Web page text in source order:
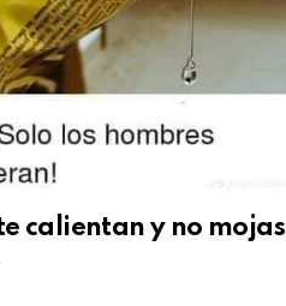
calientan y no mojas